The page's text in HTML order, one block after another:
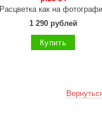
Расцветка как на
1 290 рублей
Купить